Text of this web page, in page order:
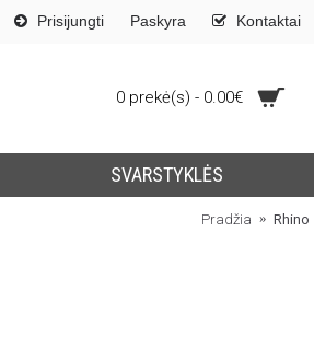
Prisijungti Paskyra Kontaktai
0 prekė(s) - 0.00€
SVARSTYKLĖS
Pradžia Rhino